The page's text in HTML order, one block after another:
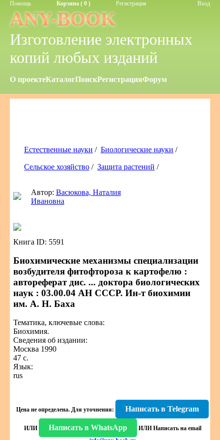
Помощь Корзина ( 0 ) Регистрация Вход
ANY-BOOK
Изготовление электронных
копий любых изданий
О проектеКаталогПоискРегистрацияФорум
Естественные науки / Биологические науки /
Сельское хозяйство / Защита растений /
Автор: Васюкова, Наталия
Ивановна
Книга ID: 5591
Биохимические механизмы специализации
возбудителя фитофтороза к картофелю :
автореферат дис. ... доктора биологических
наук : 03.00.04 АН СССР. Ин-т биохимии
им. А. Н. Баха
Тематика, ключевые слова:
Биохимия.
Сведения об издании:
Москва 1990
47 с.
Язык:
rus
Цена не определена. Для уточнения: Написать в Telegram
ИЛИ Написать в WhatsApp ИЛИ Написать на email